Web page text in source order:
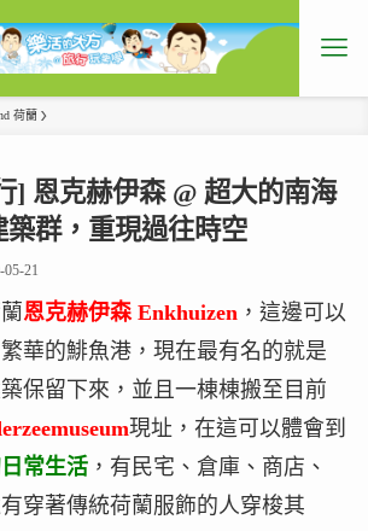
荷蘭
] 恩克赫伊森 @ 超大的南海
築群，重現過往時空
05-21
恩克赫伊森 Enkhuizen，這邊可以
華的鯡魚港，現在最有名的就是
保留下來，並且一棟棟搬至目前
現址，在這可以體會到
常生活，有民宅、倉庫、商店、
穿著傳統荷蘭服飾的人穿梭其